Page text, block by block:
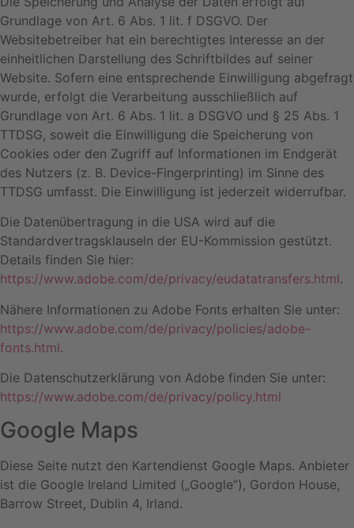
Grundlage von Art. 6 Abs. 1 lit. f DSGVO. Der
Websitebetreiber hat ein berechtigtes Interesse an der
einheitlichen Darstellung des Schriftbildes auf seiner
Website. Sofern eine entsprechende Einwilligung abgefragt
wurde, erfolgt die Verarbeitung ausschließlich auf
Grundlage von Art. 6 Abs. 1 lit. a DSGVO und § 25 Abs. 1
TTDSG, soweit die Einwilligung die Speicherung von
Cookies oder den Zugriff auf Informationen im Endgerät
des Nutzers (z. B. Device-Fingerprinting) im Sinne des
TTDSG umfasst. Die Einwilligung ist jederzeit widerrufbar.
Die Datenübertragung in die USA wird auf die
Standardvertragsklauseln der EU-Kommission gestützt.
Details finden Sie hier:
https://www.adobe.com/de/privacy/eudatatransfers.html.
Nähere Informationen zu Adobe Fonts erhalten Sie unter:
https://www.adobe.com/de/privacy/policies/adobe-
fonts.html.
Die Datenschutzerklärung von Adobe finden Sie unter:
https://www.adobe.com/de/privacy/policy.html
Google Maps
Diese Seite nutzt den Kartendienst Google Maps. Anbieter
ist die Google Ireland Limited („Google“), Gordon House,
Barrow Street, Dublin 4, Irland.